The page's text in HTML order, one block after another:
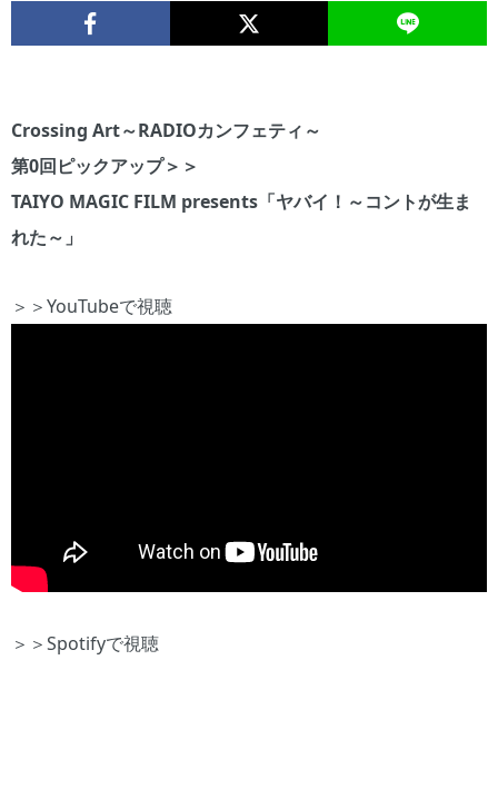
Crossing Art～RADIOカンフェティ～
第0回ピックアップ＞＞
TAIYO MAGIC FILM presents「ヤバイ！～コントが生ま
れた～」
＞＞YouTubeで視聴
＞＞Spotifyで視聴